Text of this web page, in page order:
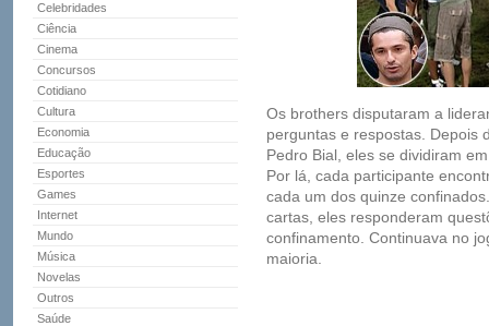
Celebridades
Ciência
Cinema
Concursos
Cotidiano
Cultura
Economia
Educação
Esportes
Games
Internet
Mundo
Música
Novelas
Outros
Saúde
Os brothers disputaram a
perguntas e respostas. Depois
Pedro Bial, eles se dividiram
Por lá, cada participante
cada um dos quinze
cartas, eles responderam
confinamento. Continuava no
maioria.